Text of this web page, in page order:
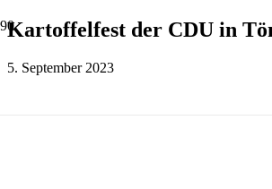
Kartoffelfest der CDU in
5. September 2023